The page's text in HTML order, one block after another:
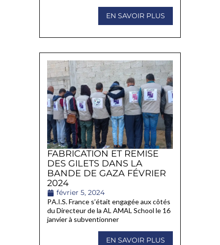
EN SAVOIR PLUS
FABRICATION ET REMISE
DES GILETS DANS LA
BANDE DE GAZA FÉVRIER
2024
février 5, 2024
PA.I.S. France s’était engagée aux côtés
du Directeur de la AL AMAL School le 16
janvier à subventionner
EN SAVOIR PLUS